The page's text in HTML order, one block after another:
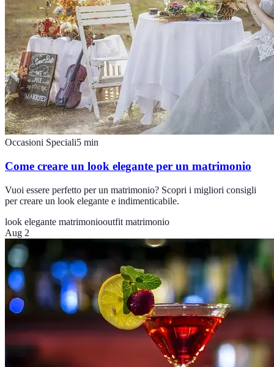
Occasioni Speciali5 min
Come creare un look elegante per un matrimonio
Vuoi essere perfetto per un matrimonio? Scopri i migliori consigli
per creare un look elegante e indimenticabile.
look elegante matrimoniooutfit matrimonio
Aug 2